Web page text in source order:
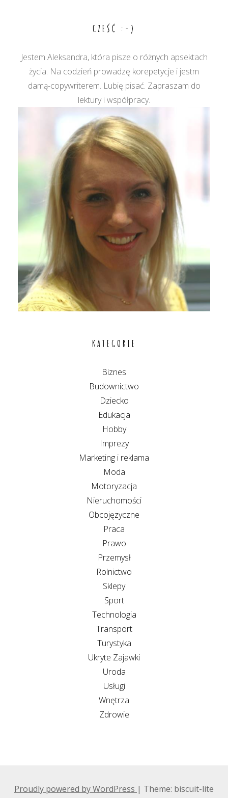
CZEŚĆ :-)
Jestem Aleksandra, która pisze o różnych apsektach
życia. Na codzień prowadzę korepetycje i jestm
damą-copywriterem. Lubię pisać. Zapraszam do
lektury i współpracy.
KATEGORIE
Biznes
Budownictwo
Dziecko
Edukacja
Hobby
Imprezy
Marketing i reklama
Moda
Motoryzacja
Nieruchomości
Obcojęzyczne
Praca
Prawo
Przemysł
Rolnictwo
Sklepy
Sport
Technologia
Transport
Turystyka
Ukryte Zajawki
Uroda
Usługi
Wnętrza
Zdrowie
Proudly powered by WordPress | Theme: biscuit-lite